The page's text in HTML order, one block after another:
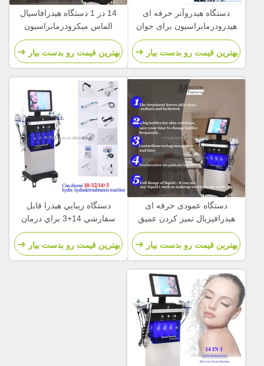
دستگاه هیدروآتر حرفه ای
هیدرودرمابراسیون برای جوان
کردن پوست
بهترین قیمت رو بدست بیار
14 در 1 دستگاه هیدرافاسیال
الماس میکرودرمابراسیون
بهترین قیمت رو بدست بیار
دستگاه عمودی حرفه ای
هیدرافیزیال تمیز کردن عمیق
14+3 دستگاه هیدراتاسیون
صورت
بهترین قیمت رو بدست بیار
دستگاه زيبايي هيدرا قابل
سفارشي 14+3 براي درمان
آکنه صورت
بهترین قیمت رو بدست بیار